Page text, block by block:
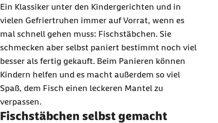
Ein Klassiker unter den Kindergerichten und in
vielen Gefriertruhen immer auf Vorrat, wenn es
mal schnell gehen muss: Fischstäbchen. Sie
schmecken aber selbst paniert bestimmt noch viel
besser als fertig gekauft. Beim Panieren können
Kindern helfen und es macht außerdem so viel
Spaß, dem Fisch einen leckeren Mantel zu
verpassen.
Fischstäbchen selbst gemacht